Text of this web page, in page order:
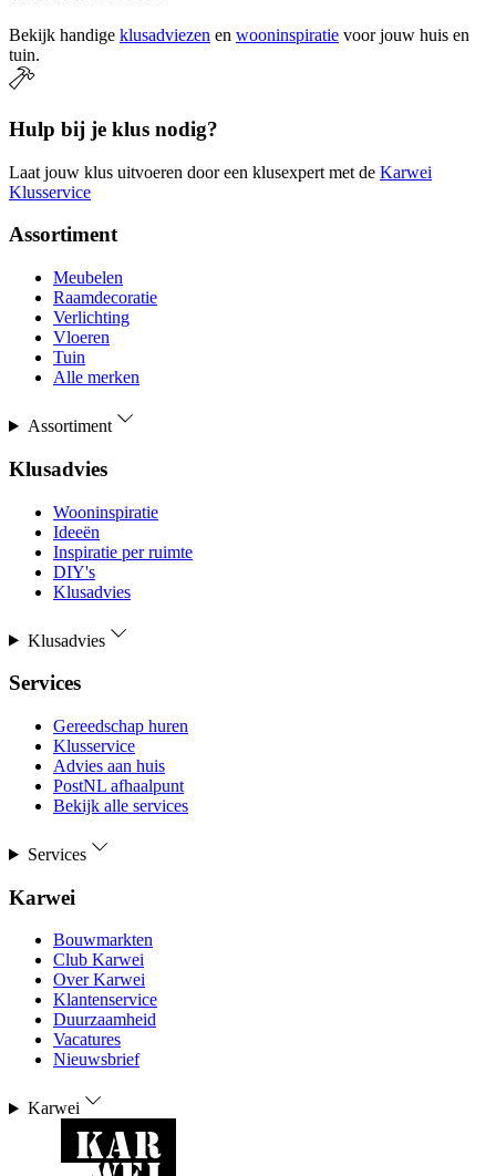
Bekijk handige klusadviezen en wooninspiratie voor jouw huis en
tuin.
Hulp bij je klus nodig?
Laat jouw klus uitvoeren door een klusexpert met de Karwei
Klusservice
Assortiment
Meubelen
Raamdecoratie
Verlichting
Vloeren
Tuin
Alle merken
Assortiment
Klusadvies
Wooninspiratie
Ideeën
Inspiratie per ruimte
DIY's
Klusadvies
Klusadvies
Services
Gereedschap huren
Klusservice
Advies aan huis
PostNL afhaalpunt
Bekijk alle services
Services
Karwei
Bouwmarkten
Club Karwei
Over Karwei
Klantenservice
Duurzaamheid
Vacatures
Nieuwsbrief
Karwei